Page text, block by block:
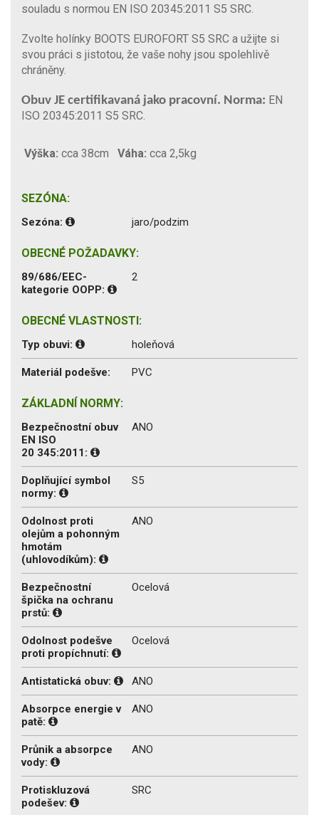
souladu s normou EN ISO 20345:2011 S5 SRC.
Zvolte holínky BOOTS EUROFORT S5 SRC a užijte si
svou práci s jistotou, že vaše nohy jsou spolehlivě
chráněny.
Obuv JE certifikavaná jako pracovní. Norma: EN
ISO 20345:2011 S5 SRC.
Výška: cca 38cm Váha: cca 2,5kg
SEZÓNA:
Sezóna: jaro/podzim
OBECNÉ POŽADAVKY:
89/686/EEC-
kategorie OOPP:
2
OBECNÉ VLASTNOSTI:
Typ obuvi: holeňová
Materiál podešve: PVC
ZÁKLADNÍ NORMY:
Bezpečnostní obuv
EN ISO
20 345:2011:
ANO
Doplňující symbol
normy:
S5
Odolnost proti
olejům a pohonným
hmotám
(uhlovodíkům):
ANO
Bezpečnostní
špička na ochranu
prstů:
Ocelová
Odolnost podešve
proti propíchnutí:
Ocelová
Antistatická obuv: ANO
Absorpce energie v
patě:
ANO
Průnik a absorpce
vody:
ANO
Protiskluzová
podešev:
SRC